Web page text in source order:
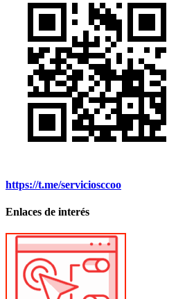
https://t.me/serviciosccoo
Enlaces de interés